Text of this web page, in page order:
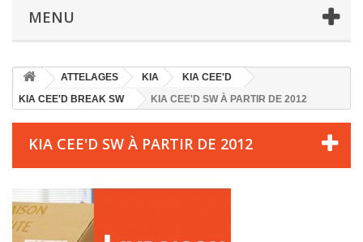
MENU
ATTELAGES KIA
KIA CEE'D
KIA CEE'D BREAK SW
KIA CEE'D SW À PARTIR DE 2012
KIA CEE'D SW À PARTIR DE 2012